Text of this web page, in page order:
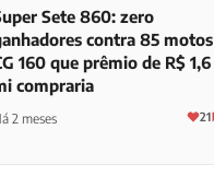
Sete 860: zero
contra 85 motos
160 que prêmio de R$ 1,6
compraria
2 meses 21